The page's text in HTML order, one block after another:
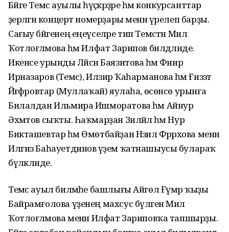
Бәйге Темәс ауылы һәүәҫкәрҙәре һәм конкурсанттар
әҙерләгән концерт номерҙары менән үрелеп барҙы.
Сағыу бәйгенең еңеүселәре тип Темәстән Милә
Ҡотлоғәләмова һәм Илфат Зарипов билдәләнде.
Икенсе урынды Ләйсән Баязитова һәм Фәнир
Ирназаров (Темәс), Илзирә Ҡаһарманова һәм Ғиззәт
Йәғәфәровтар (Муллаҡай) яулаһа, өсөнсө урынға
Билалдан Ильмира Ишморатова һәм Айнур
Әхмәтов сыҡты. Һаҡмарҙан Зиләйлә һәм Нур
Бикташевтар һәм Өмөтбайҙан Нәзилә Фәррәхова менән
Илгиз Баһауетдинов әүҙем ҡатнашыусы булараҡ
бүләкләнде.
Темәс ауыл биләмәһе башлығы Айгөл Ғүмәр ҡыҙы
Байрамғолова үҙенең махсус бүләген Милә
Ҡотлоғәләмова менән Илфат Зариповҡа тапшырҙы.